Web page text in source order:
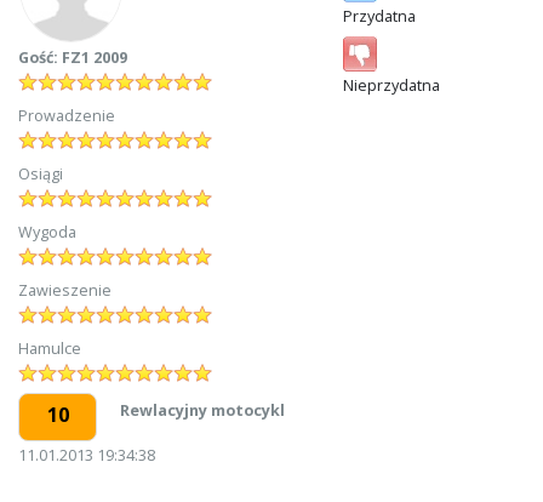
Gość: FZ1 2009
Prowadzenie
Osiągi
Wygoda
Zawieszenie
Hamulce
Przydatna
Nieprzydatna
10 Rewlacyjny motocykl
11.01.2013 19:34:38